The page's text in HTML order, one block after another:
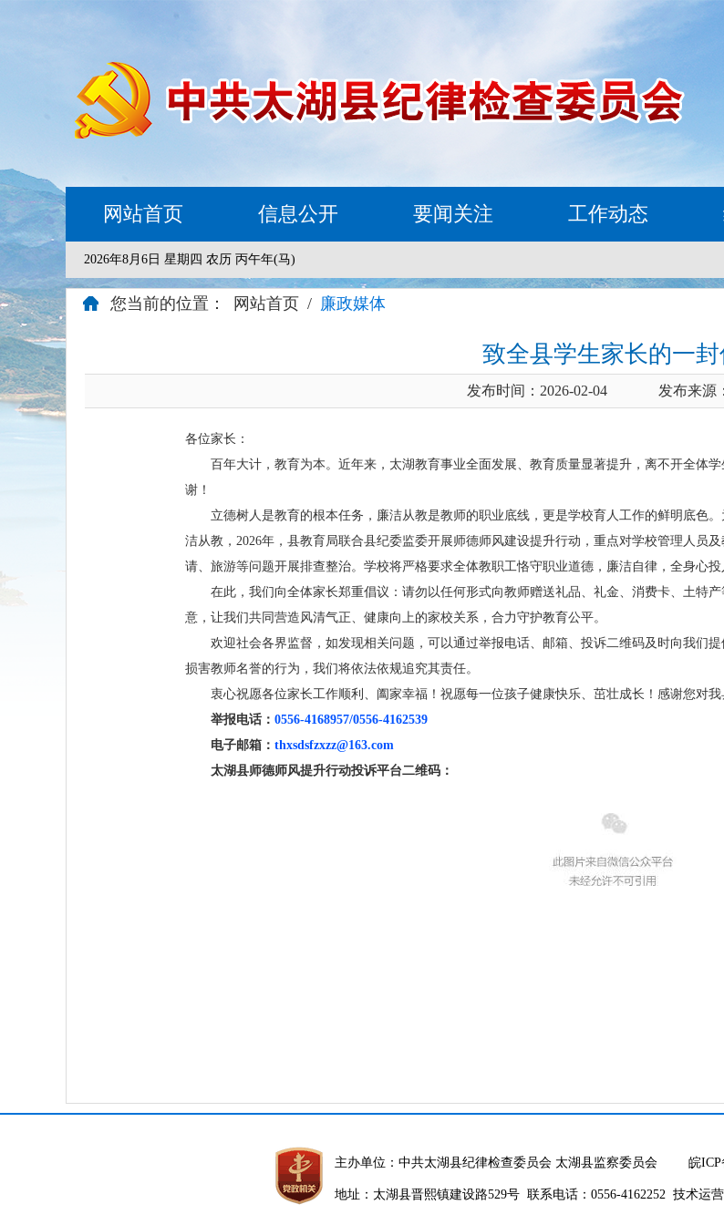
网站首页 信息公开 要闻关注 工作动态
2026年8月6日 星期四 农历 丙午年(马)
您当前的位置： 网站首页 / 廉政媒体
致全县学生家长的一
发布时间：2026-02-04 发布来源
各位家长：
百年大计，教育为本。近年来，太湖教育事业全面发展、教育质量显著提升，离不开全体
谢！
立德树人是教育的根本任务，廉洁从教是教师的职业底线，更是学校育人工作的鲜明底色
洁从教，2026年，县教育局联合县纪委监委开展师德师风建设提升行动，重点对学校管理人员
请、旅游等问题开展排查整治。学校将严格要求全体教职工恪守职业道德，廉洁自律，全身心
在此，我们向全体家长郑重倡议：请勿以任何形式向教师赠送礼品、礼金、消费卡、土特
意，让我们共同营造风清气正、健康向上的家校关系，合力守护教育公平。
欢迎社会各界监督，如发现相关问题，可以通过举报电话、邮箱、投诉二维码及时向我们
损害教师名誉的行为，我们将依法依规追究其责任。
衷心祝愿各位家长工作顺利、阖家幸福！祝愿每一位孩子健康快乐、茁壮成长！感谢您对我
举报电话： 0556-4168957/0556-4162539
电子邮箱： thxsdsfzxzz@163.com
太湖县师德师风提升行动投诉平台二维码：
主办单位：中共太湖县纪律检查委员会 太湖县监察委员会 皖ICP
地址：太湖县晋熙镇建设路529号 联系电话：0556-4162252 技术运营